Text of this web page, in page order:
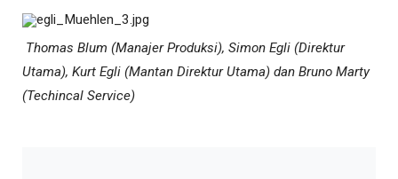
Thomas Blum (Manajer Produksi), Simon Egli (Direktur
Utama), Kurt Egli (Mantan Direktur Utama) dan Bruno Marty
(Techincal Service)